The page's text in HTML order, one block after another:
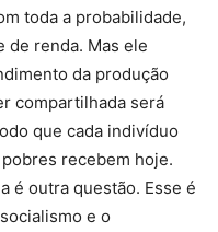
toda a probabilidade,
de renda. Mas ele
da produção
compartilhada será
que cada indivíduo
recebem hoje.
é outra questão. Esse é
e o